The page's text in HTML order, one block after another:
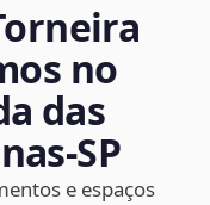
no
das
e espaços